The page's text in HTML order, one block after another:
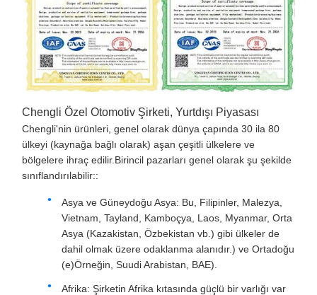
Chengli Özel Otomotiv Şirketi, Yurtdışı Piyasası
Chengli'nin ürünleri, genel olarak dünya çapında 30 ila 80
ülkeyi (kaynağa bağlı olarak) aşan çeşitli ülkelere ve
bölgelere ihraç edilir.Birincil pazarları genel olarak şu şekilde
sınıflandırılabilir::
Asya ve Güneydoğu Asya: Bu, Filipinler, Malezya,
Vietnam, Tayland, Kamboçya, Laos, Myanmar, Orta
Asya (Kazakistan, Özbekistan vb.) gibi ülkeler de
dahil olmak üzere odaklanma alanıdır.) ve Ortadoğu
(e)Örneğin, Suudi Arabistan, BAE).
Afrika: Şirketin Afrika kıtasında güçlü bir varlığı var